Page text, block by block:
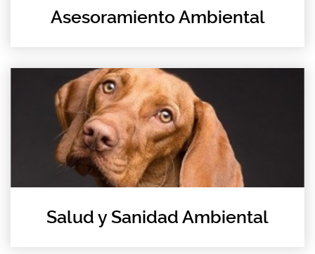
Asesoramiento Ambiental
Salud y Sanidad Ambiental